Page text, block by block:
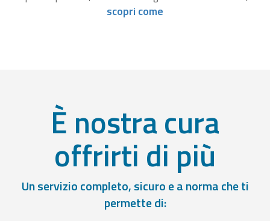
scopri come
È nostra cura
offrirti di più
Un servizio completo, sicuro e a norma che ti
permette di: